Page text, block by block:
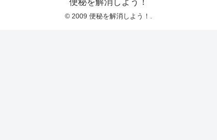
便秘を解消しよう！
© 2009 便秘を解消しよう！.